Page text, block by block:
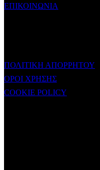
ΕΠΙΚΟΙΝΩΝΙΑ
ΠΟΛΙΤΙΚΗ ΑΠΟΡΡΗΤΟΥ
ΟΡΟΙ ΧΡΗΣΗΣ
COOKIE POLICY